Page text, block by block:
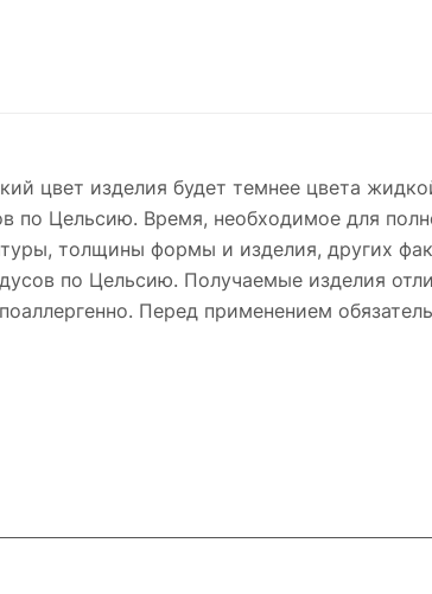
цвет изделия будет темнее цвета
по Цельсию. Время, необходимое для
толщины формы и изделия, других
по Цельсию. Получаемые изделия
Перед применением